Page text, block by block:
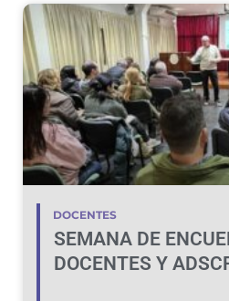
DOCENTES
SEMANA DE
DOCENTES Y